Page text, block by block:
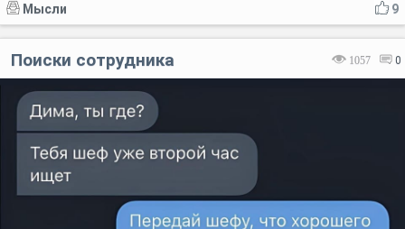
9
Мысли
1057 0
Поиски сотрудника